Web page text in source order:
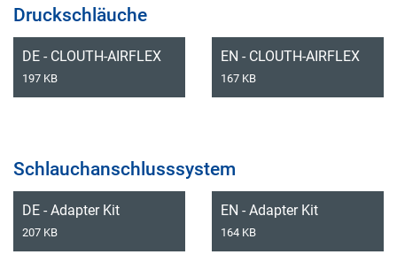
Druckschläuche
DE - CLOUTH-AIRFLEX
197 KB
EN - CLOUTH-AIRFLEX
167 KB
Schlauchanschlusssystem
DE - Adapter Kit
207 KB
EN - Adapter Kit
164 KB